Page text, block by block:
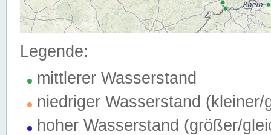
Legende:
mittlerer Wasserstand
niedriger Wasserstand (kleiner/
hoher Wasserstand (größer/